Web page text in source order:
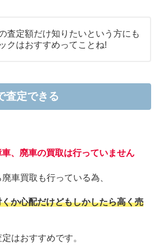
査定額だけ知りたいという方にも
クはおすすめってことね!
査定できる
、廃車の買取は行っていません
車買取も行っている為、
か心配だけどもしかしたら高く売
はおすすめです。